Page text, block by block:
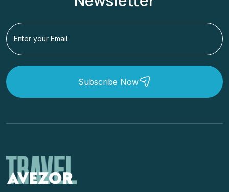
Subscribe Now